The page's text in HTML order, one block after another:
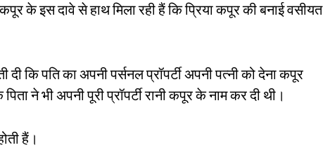
के इस दावे से हाथ मिला रही हैं कि प्रिया कपूर की बनाई वसीयत
दी कि पति का अपनी पर्सनल प्रॉपर्टी अपनी पत्नी को देना कपूर
ने भी अपनी पूरी प्रॉपर्टी रानी कपूर के नाम कर दी थी।
हैं।